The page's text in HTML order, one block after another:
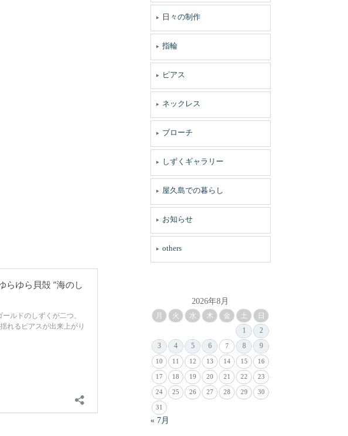
日々の制作
指輪
ピアス
ネックレス
ブローチ
しずくギャラリー
屋久島での暮らし
お知らせ
others
2026年8月
月 火 水 木 金 土
日
1
2
3
4 5 6 7 8 9
10 11 12 13 14 15 16
17 18 19 20 21 22 23
24 25 26 27 28 29 30
31
« 7月